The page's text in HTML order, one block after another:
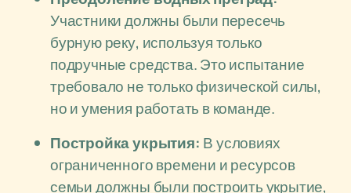
Участники должны были пересечь
бурную реку, используя только
подручные средства. Это испытание
требовало не только физической силы,
но и умения работать в команде.
Постройка укрытия: В условиях
ограниченного времени и ресурсов
семьи должны были построить укрытие,